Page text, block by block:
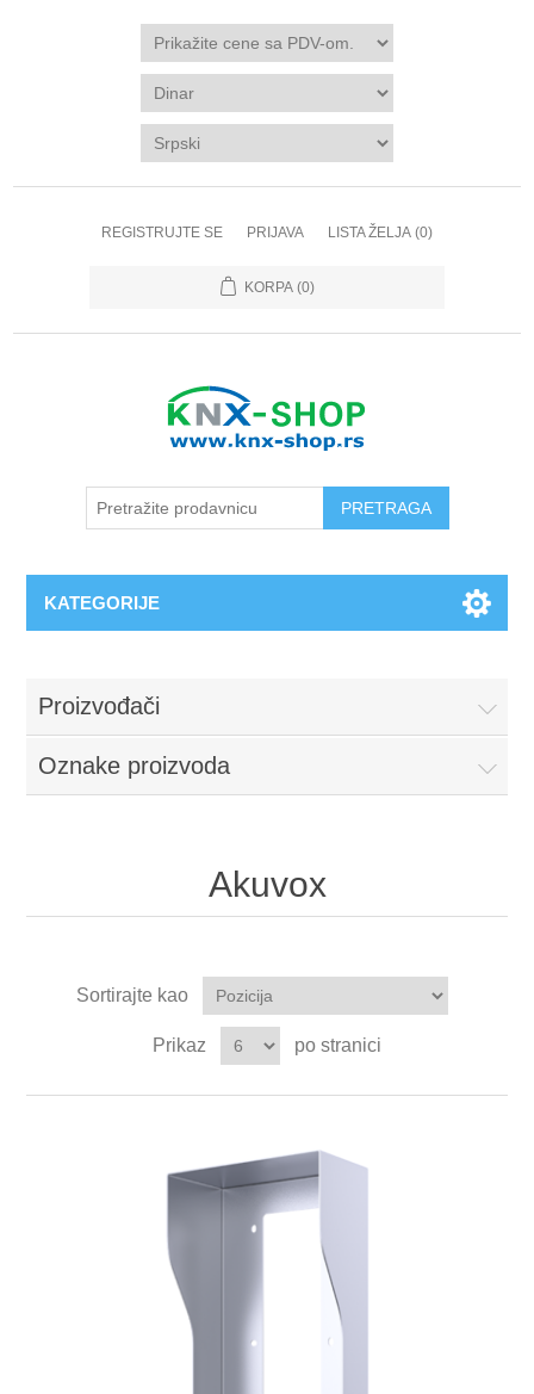
REGISTRUJTE SE PRIJAVA LISTA ŽELJA (0)
KORPA (0)
KATEGORIJE
Proizvođači
Oznake proizvoda
Akuvox
Sortirajte kao
Prikaz po stranici